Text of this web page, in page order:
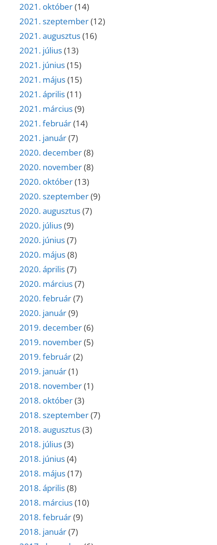
2021. október(14)
2021. szeptember(12)
2021. augusztus(16)
2021. július(13)
2021. június(15)
2021. május(15)
2021. április(11)
2021. március(9)
2021. február(14)
2021. január(7)
2020. december(8)
2020. november(8)
2020. október(13)
2020. szeptember(9)
2020. augusztus(7)
2020. július(9)
2020. június(7)
2020. május(8)
2020. április(7)
2020. március(7)
2020. február(7)
2020. január(9)
2019. december(6)
2019. november(5)
2019. február(2)
2019. január(1)
2018. november(1)
2018. október(3)
2018. szeptember(7)
2018. augusztus(3)
2018. július(3)
2018. június(4)
2018. május(17)
2018. április(8)
2018. március(10)
2018. február(9)
2018. január(7)